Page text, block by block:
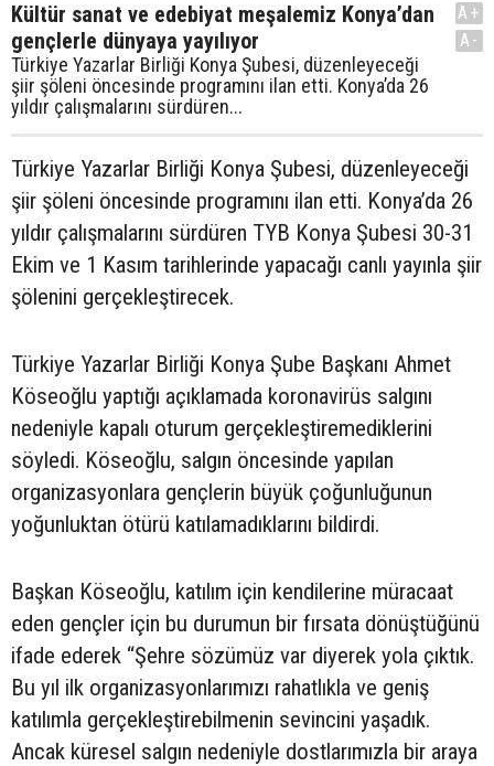
Kültür sanat ve edebiyat meşalemiz Konya’dan
gençlerle dünyaya yayılıyor
Türkiye Yazarlar Birliği Konya Şubesi, düzenleyeceği
şiir şöleni öncesinde programını ilan etti. Konya’da 26
yıldır çalışmalarını sürdüren...
A+
A-
Türkiye Yazarlar Birliği Konya Şubesi, düzenleyeceği
şiir şöleni öncesinde programını ilan etti. Konya’da 26
yıldır çalışmalarını sürdüren TYB Konya Şubesi 30-31
Ekim ve 1 Kasım tarihlerinde yapacağı canlı yayınla şiir
şölenini gerçekleştirecek.
Türkiye Yazarlar Birliği Konya Şube Başkanı Ahmet
Köseoğlu yaptığı açıklamada koronavirüs salgını
nedeniyle kapalı oturum gerçekleştiremediklerini
söyledi. Köseoğlu, salgın öncesinde yapılan
organizasyonlara gençlerin büyük çoğunluğunun
yoğunluktan ötürü katılamadıklarını bildirdi.
Başkan Köseoğlu, katılım için kendilerine müracaat
eden gençler için bu durumun bir fırsata dönüştüğünü
ifade ederek “Şehre sözümüz var diyerek yola çıktık.
Bu yıl ilk organizasyonlarımızı rahatlıkla ve geniş
katılımla gerçekleştirebilmenin sevincini yaşadık.
Ancak küresel salgın nedeniyle dostlarımızla bir araya